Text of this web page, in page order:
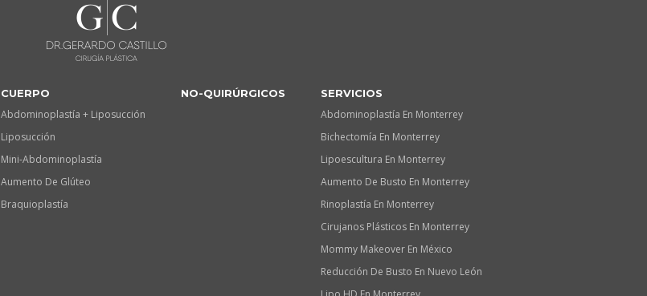
CUERPO
Abdominoplastía + Liposucción
Liposucción
Mini-Abdominoplastía
Aumento De Glúteo
Braquioplastía
NO-QUIRÚRGICOS SERVICIOS
Abdominoplastía En Monterrey
Bichectomía En Monterrey
Lipoescultura En Monterrey
Aumento De Busto En Monterrey
Rinoplastía En Monterrey
Cirujanos Plásticos En Monterrey
Mommy Makeover En México
Reducción De Busto En Nuevo León